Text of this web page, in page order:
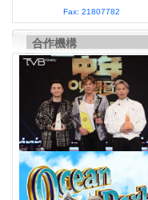
Fax: 21807782
合作機構